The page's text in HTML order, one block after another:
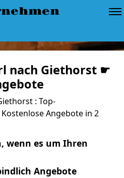
nach Giethorst ☛
: Top-
Angebote in 2
wenn es um Ihren
Angebote